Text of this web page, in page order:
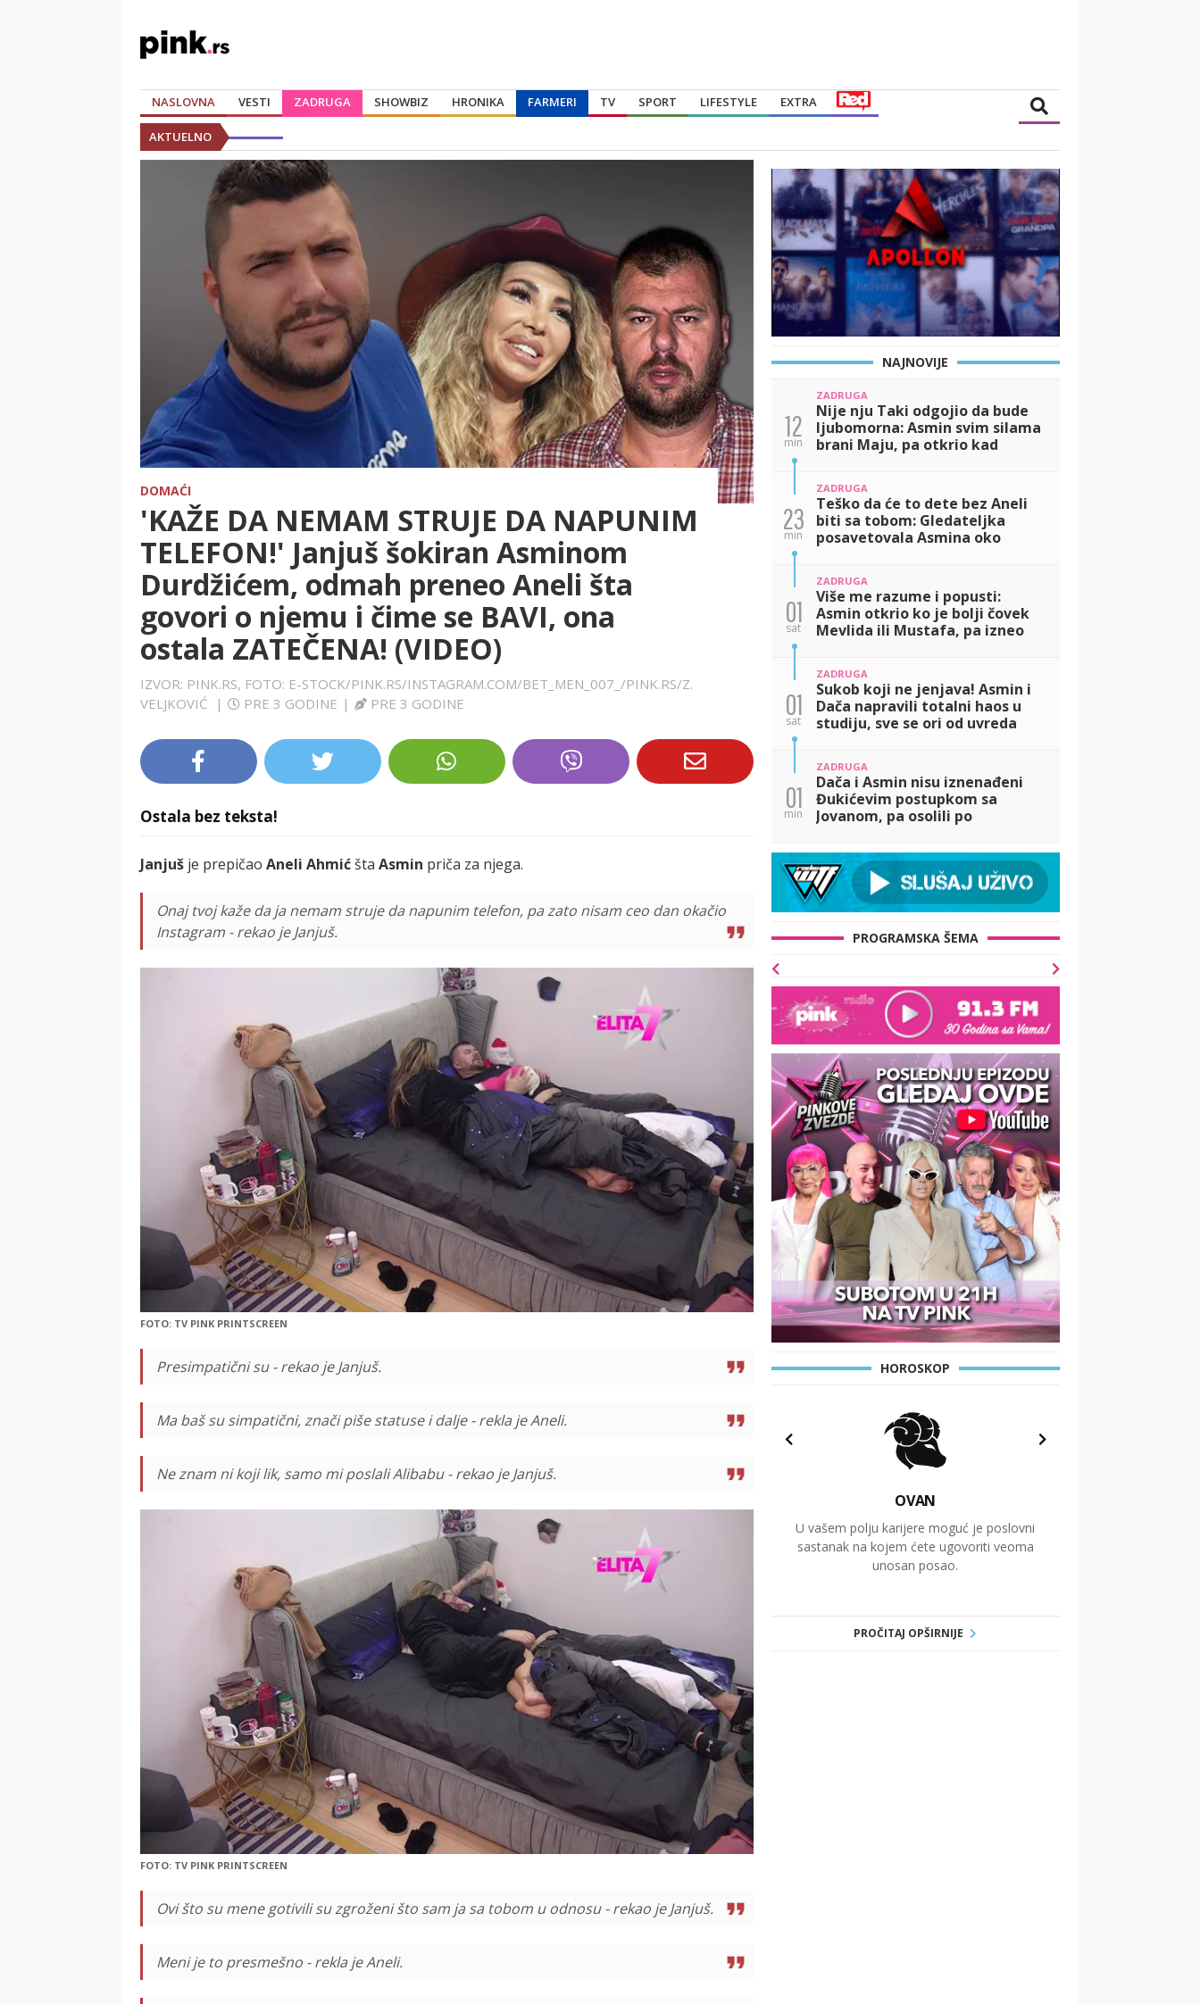
NASLOVNA VESTI ZADRUGA SHOWBIZ HRONIKA FARMERI TV SPORT LIFESTYLE EXTRA
AKTUELNO
DOMAĆI
'KAŽE DA NEMAM STRUJE DA NAPUNIM
TELEFON!' Janjuš šokiran Asminom
Durdžićem, odmah preneo Aneli šta
govori o njemu i čime se BAVI, ona
ostala ZATEČENA! (VIDEO)
IZVOR: PINK.RS, FOTO: E-STOCK/PINK.RS/INSTAGRAM.COM/BET_MEN_007_/PINK.RS/Z.
VELJKOVIĆ
| PRE 3 GODINE | PRE 3 GODINE
Ostala bez teksta!
Janjuš je prepičao Aneli Ahmićšta Asmin priča za njega.
Onaj tvoj kaže da ja nemam struje da napunim telefon, pa zato nisam ceo dan okačio
Instagram - rekao je Janjuš.
FOTO: TV PINK PRINTSCREEN
Presimpatični su - rekao je Janjuš.
Ma baš su simpatični, znači piše statuse i dalje - rekla je Aneli.
Ne znam ni koji lik, samo mi poslali Alibabu - rekao je Janjuš.
FOTO: TV PINK PRINTSCREEN
Ovi što su mene gotivili su zgroženi što sam ja sa tobom u odnosu - rekao je Janjuš.
Meni je to presmešno - rekla je Aneli.
NAJNOVIJE
12
min
ZADRUGA
Nije nju Taki odgojio da bude
ljubomorna: Asmin svim silama
brani Maju, pa otkrio kad
23
min
ZADRUGA
Teško da će to dete bez Aneli
biti sa tobom: Gledateljka
posavetovala Asmina oko
01
sat
ZADRUGA
Više me razume i popusti:
Asmin otkrio ko je bolji čovek
Mevlida ili Mustafa, pa izneo
01
sat
ZADRUGA
Sukob koji ne jenjava! Asmin i
Dača napravili totalni haos u
studiju, sve se ori od uvreda
01
min
ZADRUGA
Dača i Asmin nisu iznenađeni
Đukićevim postupkom sa
Jovanom, pa osolili po
Mislim da su glumili! (VIDEO)
PROGRAMSKA ŠEMA
HOROSKOP
OVAN
U vašem polju karijere moguć je poslovni
sastanak na kojem ćete ugovoriti veoma
unosan posao.
PROČITAJ OPŠIRNIJE